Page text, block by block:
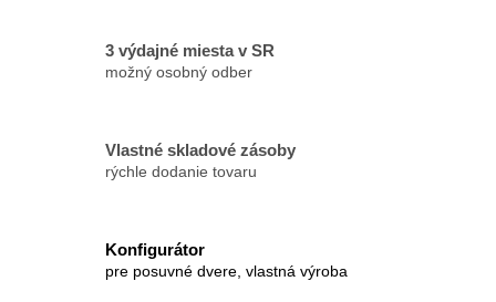
3 výdajné miesta v SR
možný osobný odber
Vlastné skladové zásoby
rýchle dodanie tovaru
Konfigurátor
pre posuvné dvere, vlastná výroba